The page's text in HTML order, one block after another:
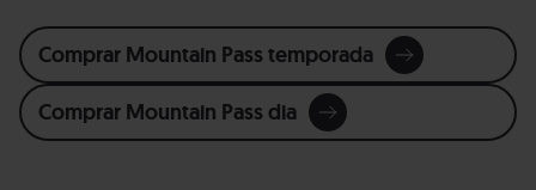
Comprar Mountain Pass temporada
Comprar Mountain Pass dia